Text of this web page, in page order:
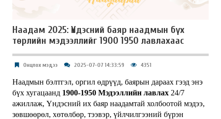
Наадам 2025: Үндэсний баяр наадмын бүх
төрлийн мэдээллийг 1900 1950 лавлахаас
Онцлох мэдээ 2025-07-07 14:33:59 4351
Наадмын бэлтгэл, оргил өдрүүд, баярын дараах гээд энэ
бүх хугацаанд 1900‑1950 Мэдээллийн лавлах 24/7
ажиллаж, Үндэсний их баяр наадамтай холбоотой мэдээ,
зөвшөөрөл, хөтөлбөр, тээвэр, үйлчилгээний бүрэн